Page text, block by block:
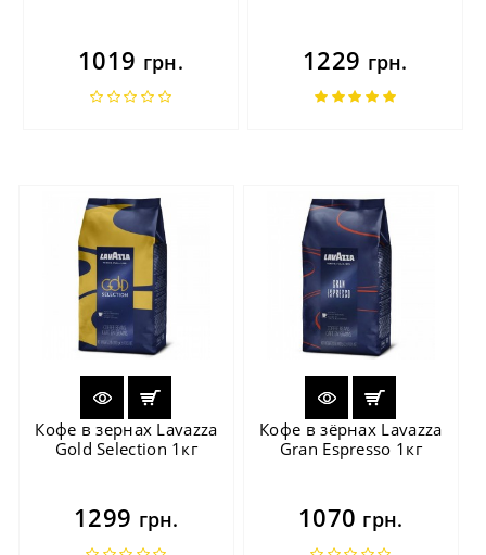
1019 грн. 1229 грн.
Кофе в зернах Lavazza
Gold Selection 1кг
1299 грн.
Кофе в зёрнах Lavazza
Gran Espresso 1кг
1070 грн.